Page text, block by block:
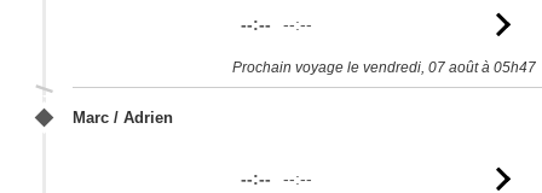
--:-- --:--
Prochain voyage le vendredi, 07 août à 05h47
Marc / Adrien
--:-- --:--